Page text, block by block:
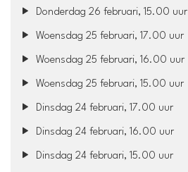
Donderdag 26 februari, 15.00 uur
Woensdag 25 februari, 17.00 uur
Woensdag 25 februari, 16.00 uur
Woensdag 25 februari, 15.00 uur
Dinsdag 24 februari, 17.00 uur
Dinsdag 24 februari, 16.00 uur
Dinsdag 24 februari, 15.00 uur